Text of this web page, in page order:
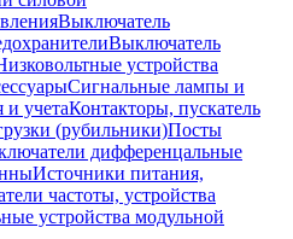
Выключатель
Выключатель
устройства
Сигнальные лампы и
учетаКонтакторы, пускатель
(рубильники)Посты
дифференцальные
Источники питания,
частоты, устройства
устройства модульной